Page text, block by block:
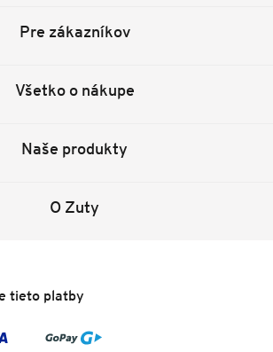
Pre zákazníkov
Všetko o nákupe
Naše produkty
O Zuty
tieto platby